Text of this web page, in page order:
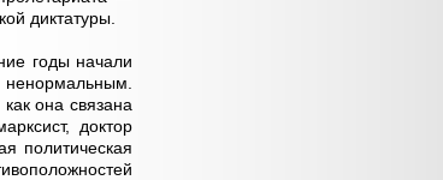
диктатуры.
годы начали
она связана
доктор
политическая